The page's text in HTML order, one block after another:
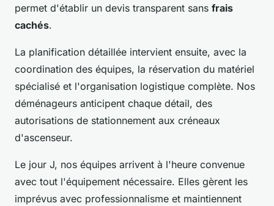
permet d'établir un devis transparent sans frais
cachés.
La planification détaillée intervient ensuite, avec la
coordination des équipes, la réservation du matériel
spécialisé et l'organisation logistique complète. Nos
déménageurs anticipent chaque détail, des
autorisations de stationnement aux créneaux
d'ascenseur.
Le jour J, nos équipes arrivent à l'heure convenue
avec tout l'équipement nécessaire. Elles gèrent les
imprévus avec professionnalisme et maintiennent